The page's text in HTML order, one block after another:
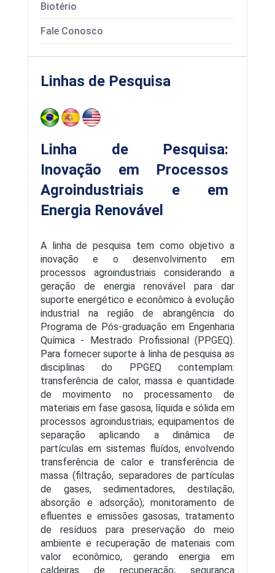
Área de concentração
Estrutura curricular
Publicações
Biotério
Fale Conosco
Linhas de Pesquisa
Linha de Pesquisa:
Inovação em Processos
Agroindustriais e em
Energia Renovável
A linha de pesquisa tem como objetivo a
inovação e o desenvolvimento em
processos agroindustriais considerando a
geração de energia renovável para dar
suporte energético e econômico à evolução
industrial na região de abrangência do
Programa de Pós-graduação em Engenharia
Química - Mestrado Profissional (PPGEQ).
Para fornecer suporte à linha de pesquisa as
disciplinas do PPGEQ contemplam:
transferência de calor, massa e quantidade
de movimento no processamento de
materiais em fase gasosa, líquida e sólida em
processos agroindustriais; equipamentos de
separação aplicando a dinâmica de
partículas em sistemas fluídos, envolvendo
transferência de calor e transferência de
massa (filtração, separadores de partículas
de gases, sedimentadores, destilação,
absorção e adsorção); monitoramento de
efluentes e emissões gasosas, tratamento
de resíduos para preservação do meio
ambiente e recuperação de materiais com
valor econômico, gerando energia em
caldeiras de recuperação; segurança